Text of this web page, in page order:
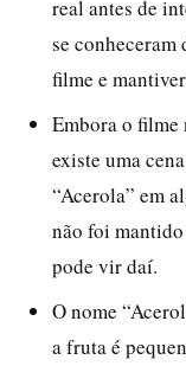
real antes de
se conheceram
filme e
Embora o filme
existe uma
“Acerola” em
não foi
pode vir daí.
O nome
a fruta é